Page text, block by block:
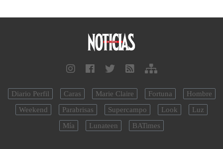
Diario Perfil Caras Marie Claire Fortuna
Hombre
Weekend
Parabrisas Supercampo Look
Luz
Mía
Lunateen BATimes